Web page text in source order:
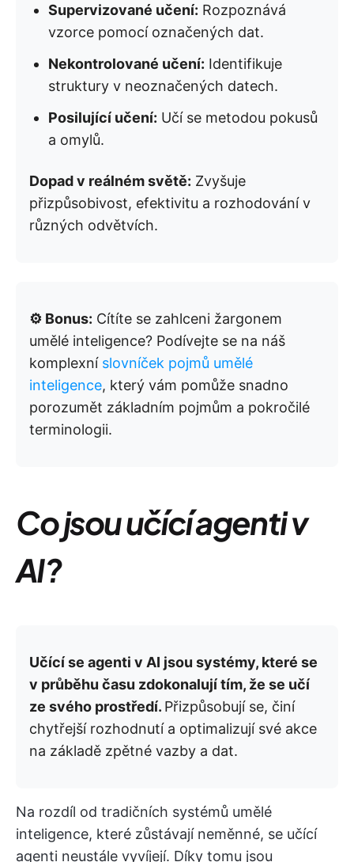
Supervizované učení: Rozpoznává
vzorce pomocí označených dat.
Nekontrolované učení: Identifikuje
struktury v neoznačených datech.
Posilující učení: Učí se metodou pokusů
a omylů.
Dopad v reálném světě: Zvyšuje
přizpůsobivost, efektivitu a rozhodování v
různých odvětvích.
⚙️ Bonus: Cítíte se zahlceni žargonem
umělé inteligence? Podívejte se na náš
komplexní slovníček pojmů umělé
inteligence, který vám pomůže snadno
porozumět základním pojmům a pokročilé
terminologii.
Co jsou učící agenti v
AI?
Učící se agenti v AI jsou systémy, které se
v průběhu času zdokonalují tím, že se učí
ze svého prostředí. Přizpůsobují se, činí
chytřejší rozhodnutí a optimalizují své akce
na základě zpětné vazby a dat.
Na rozdíl od tradičních systémů umělé
inteligence, které zůstávají neměnné, se učící
agenti neustále vyvíjejí. Díky tomu jsou